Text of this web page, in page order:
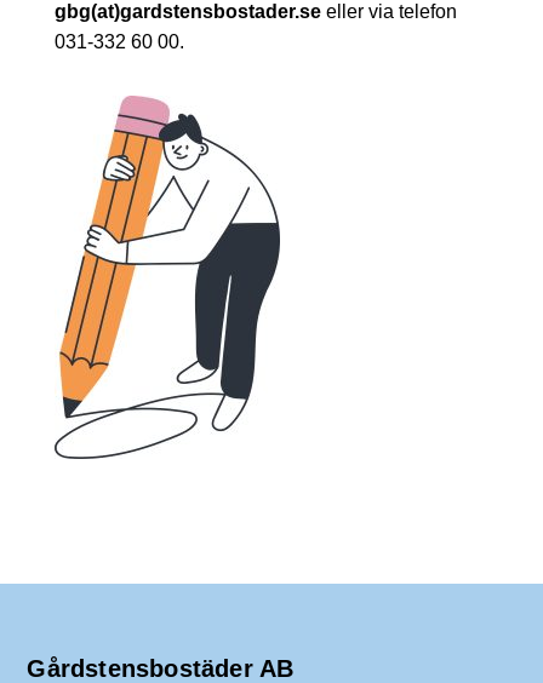
gbg(at)gardstensbostader.seeller via telefon
031-332 60 00.
Gårdstensbostäder AB